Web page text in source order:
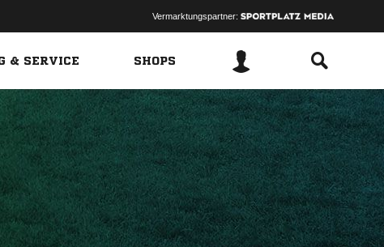
Vermarktungspartner:
& SERVICE SHOPS